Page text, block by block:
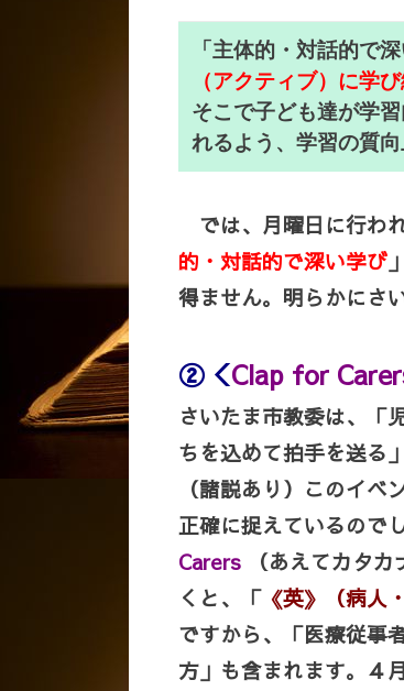
「主体的・対話的で
（アクティブ）に学
そこで子ども達が学
れるよう、学習の質
では、月曜日に行わ
的・対話的で深い学び
得ません。明らかにさ
②＜Clap for
さいたま市教委は、「
ちを込めて拍手を送る
（諸説あり）このイベ
正確に捉えているので
Carers （あえてカタ
くと、「 《英》（病人
ですから、「医療従事
方」も含まれます。４